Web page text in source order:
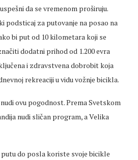
da se vremenom proširuju.
podsticaj za putovanje na posao na
bi put od 10 kilometara koji se
dodatni prihod od 1.200 evra
i zdravstvena dobrobit koja
rekreaciji u vidu vožnje bicikla.
ovu pogodnost. Prema Svetskom
nudi sličan program, a Velika
do posla koriste svoje bicikle